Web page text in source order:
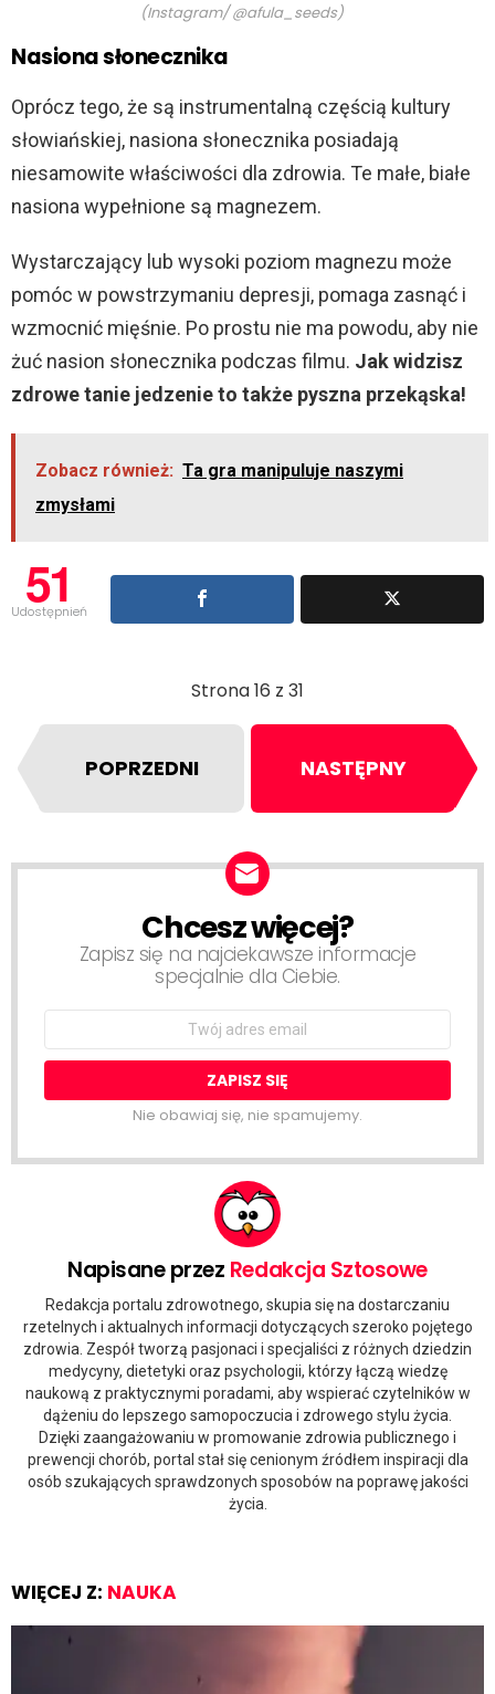
(Instagram/ @afula_seeds)
Nasiona słonecznika
Oprócz tego, że są instrumentalną częścią kultury
słowiańskiej, nasiona słonecznika posiadają
niesamowite właściwości dla zdrowia. Te małe, białe
nasiona wypełnione są magnezem.
Wystarczający lub wysoki poziom magnezu może
pomóc w powstrzymaniu depresji, pomaga zasnąć i
wzmocnić mięśnie. Po prostu nie ma powodu, aby nie
żuć nasion słonecznika podczas filmu. Jak widzisz
zdrowe tanie jedzenie to także pyszna przekąska!
Zobacz również: Ta gra manipuluje naszymi
zmysłami
51
Udostępnień
Strona 16 z 31
POPRZEDNI NASTĘPNY
NEWSLETTERChcesz więcej?
Zapisz się na najciekawsze informacje
specjalnie dla Ciebie.
Nie obawiaj się, nie spamujemy.
Napisane przez Redakcja Sztosowe
Redakcja portalu zdrowotnego, skupia się na dostarczaniu
rzetelnych i aktualnych informacji dotyczących szeroko pojętego
zdrowia. Zespół tworzą pasjonaci i specjaliści z różnych dziedzin
medycyny, dietetyki oraz psychologii, którzy łączą wiedzę
naukową z praktycznymi poradami, aby wspierać czytelników w
dążeniu do lepszego samopoczucia i zdrowego stylu życia.
Dzięki zaangażowaniu w promowanie zdrowia publicznego i
prewencji chorób, portal stał się cenionym źródłem inspiracji dla
osób szukających sprawdzonych sposobów na poprawę jakości
życia.
WIĘCEJ Z: NAUKA